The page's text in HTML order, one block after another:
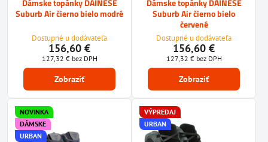
Dámske topánky DAINESE
Suburb Air čierno bielo modré
Dostupné u dodávateľa
156,60 €
127,32 € bez DPH
Zobraziť
Dámske topánky DAINESE
Suburb Air čierno bielo
červené
Dostupné u dodávateľa
156,60 €
127,32 € bez DPH
Zobraziť
NOVINKA
DÁMSKE
URBAN
VÝPREDAJ
URBAN